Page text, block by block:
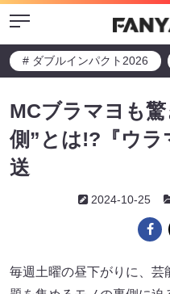
Menu
# ダブルインパクト2026
MCブラマヨも
側”とは!?『ウラ
送
2024-10-25
毎週土曜の昼下がりに、